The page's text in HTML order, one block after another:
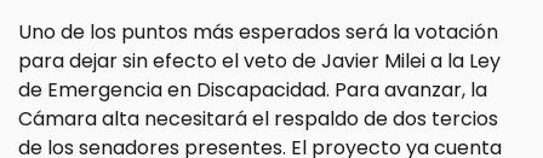
Uno de los puntos más esperados será la votación
para dejar sin efecto el veto de Javier Milei a la Ley
de Emergencia en Discapacidad. Para avanzar, la
Cámara alta necesitará el respaldo de dos tercios
de los senadores presentes. El proyecto ya cuenta